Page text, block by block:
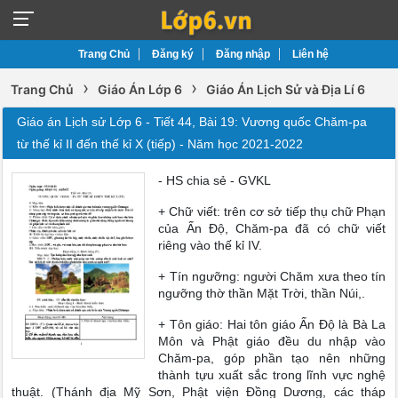
Trang Chủ Đăng ký Đăng nhập Liên hệ
Trang Chủ › Giáo Án Lớp 6 › Giáo Án Lịch Sử và Địa Lí 6
Giáo án Lịch sử Lớp 6 - Tiết 44, Bài 19: Vương quốc Chăm-pa
từ thế kỉ II đến thế kỉ X (tiếp) - Năm học 2021-2022
- HS chia sẻ - GVKL
+ Chữ viết: trên cơ sở tiếp thụ chữ Phạn
của Ấn Độ, Chăm-pa đã có chữ viết
riêng vào thế kỉ IV.
+ Tín ngưỡng: người Chăm xưa theo tín
ngưỡng thờ thần Mặt Trời, thần Núi,.
+ Tôn giáo: Hai tôn giáo Ấn Độ là Bà La
Môn và Phật giáo đều du nhập vào
Chăm-pa, góp phần tạo nên những
thành tựu xuất sắc trong lĩnh vực nghệ
thuật. (Thánh địa Mỹ Sơn, Phật viện Đồng Dương, các tháp